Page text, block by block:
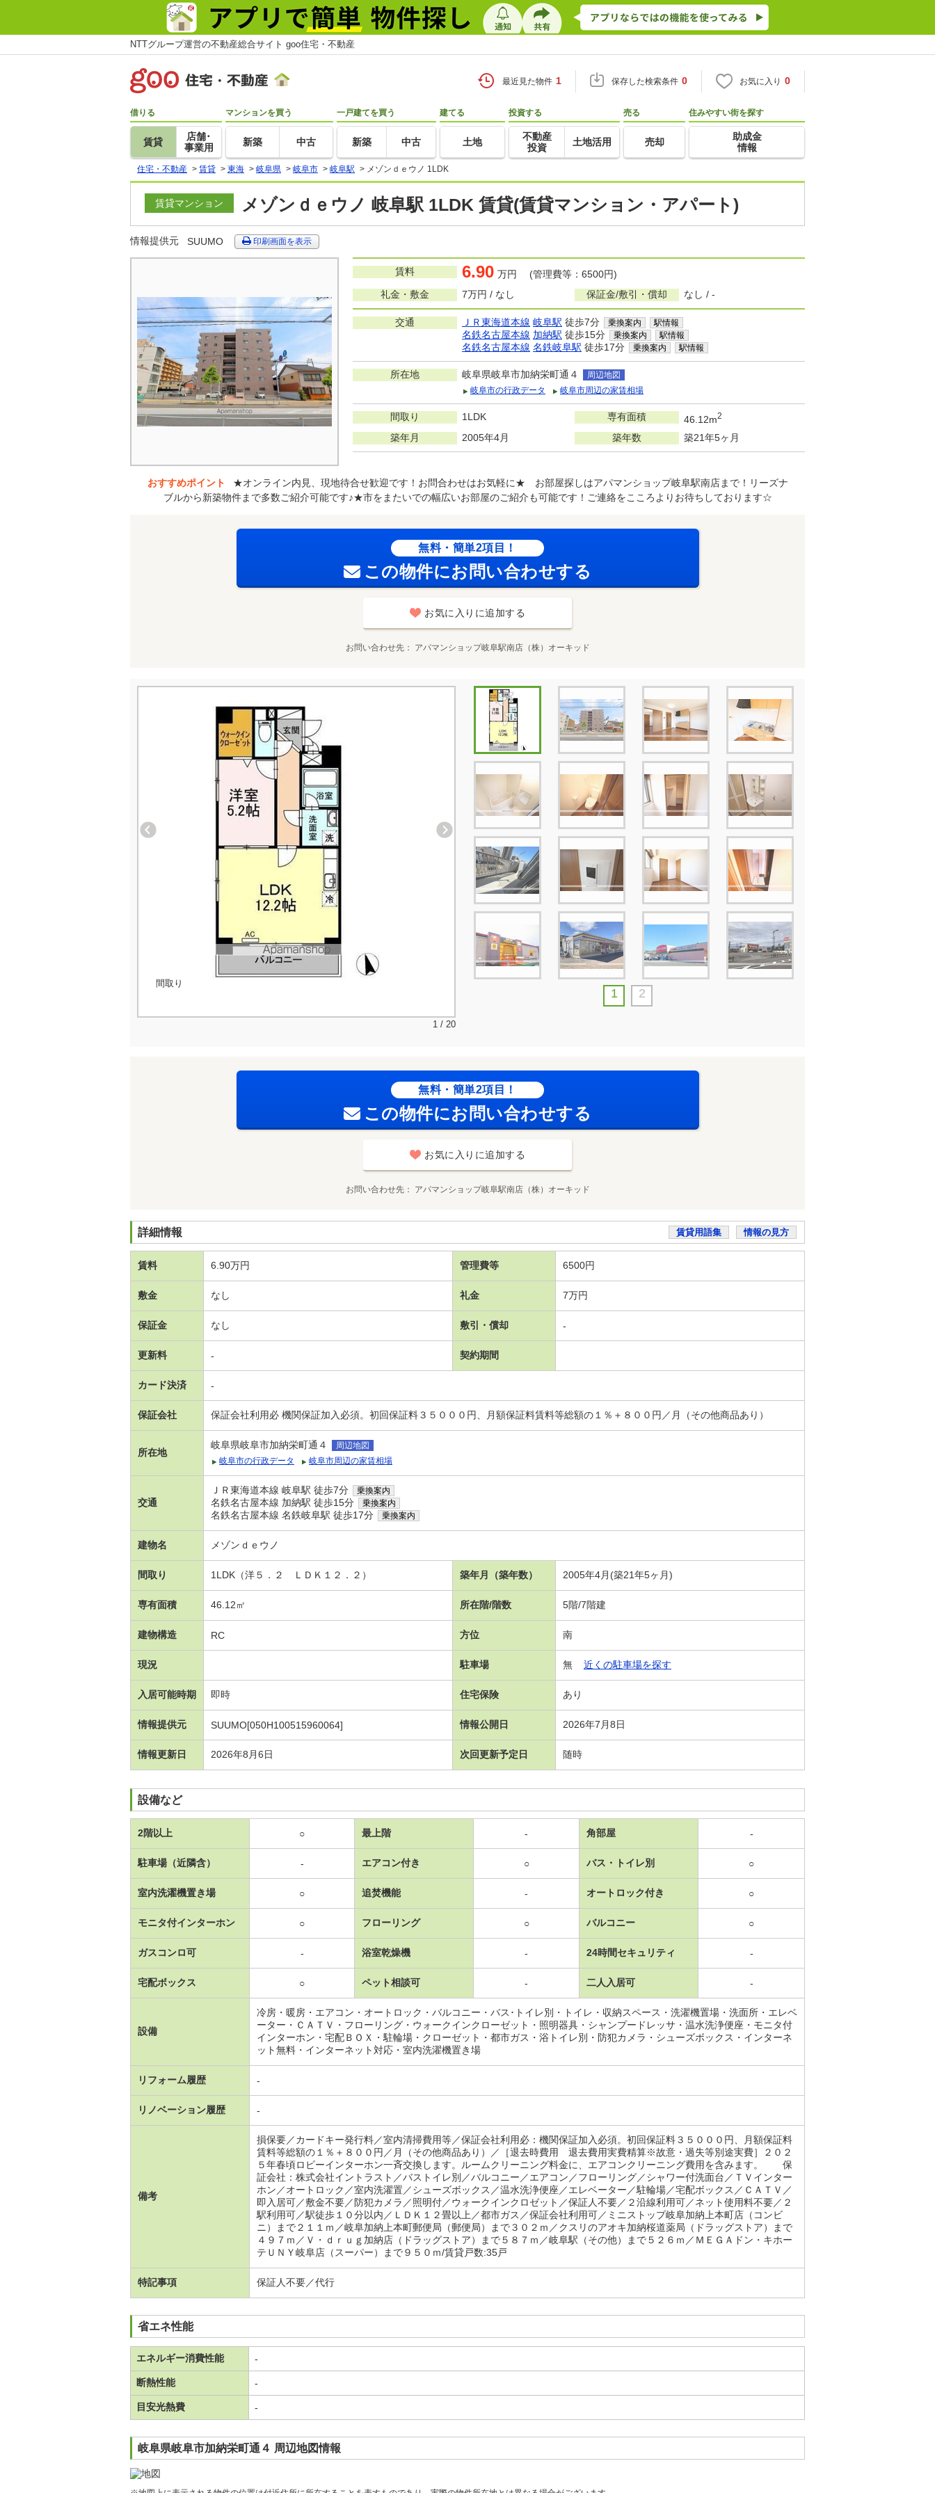
NTTグループ運営の不動産総合サイト goo住宅・不動産
最近見た物件 1 保存した検索条件 0 お気に入り 0
借りる
賃貸
店舗･
事業用
マンションを買う
新築 中古
一戸建てを買う
新築 中古
建てる
土地
投資する
不動産
投資
土地活用
売る
売却
住みやすい街を探す
助成金
情報
住宅・不動産 > 賃貸 > 東海 > 岐阜県 > 岐阜市 > 岐阜駅 > メゾンｄｅウノ 1LDK
賃貸マンション メゾンｄｅウノ 岐阜駅 1LDK 賃貸(賃貸マンション・アパート)
情報提供元 SUUMO 印刷画面を表示
賃料 6.90 万円 (管理費等：6500円)
礼金・敷金
7万円 / なし 保証金/敷引・償却 なし / -
交通 ＪＲ東海道本線 岐阜駅 徒歩7分 乗換案内 駅情報
名鉄名古屋本線 加納駅 徒歩15分 乗換案内 駅情報
名鉄名古屋本線 名鉄岐阜駅 徒歩17分 乗換案内 駅情報
所在地 岐阜県岐阜市加納栄町通４
周辺地図
岐阜市の行政データ
岐阜市周辺の家賃相場
間取り 1LDK 専有面積 46.12m2
築年月 2005年4月 築年数 築21年5ヶ月
おすすめポイント
★オンライン内見、現地待合せ歓迎です！お問合わせはお気軽に★ お部屋探しはアパマンショップ岐阜駅南店まで！リーズナ
ブルから新築物件まで多数ご紹介可能です♪★市をまたいでの幅広いお部屋のご紹介も可能です！ご連絡をこころよりお待ちしております☆
無料・簡単2項目！
この物件にお問い合わせする
お気に入りに追加する
お問い合わせ先 アパマンショップ岐阜駅南店（株）オーキッド
間取り
1 / 20
1 2
無料・簡単2項目！
この物件にお問い合わせする
お気に入りに追加する
お問い合わせ先 アパマンショップ岐阜駅南店（株）オーキッド
詳細情報 賃貸用語集 情報の見方
賃料 6.90万円 管理費等 6500円
敷金 なし 礼金 7万円
保証金 なし 敷引・償却 -
更新料 - 契約期間
カード決済 -
保証会社 保証会社利用必 機関保証加入必須。初回保証料３５０００円、月額保証料賃料等総額の１％＋８００円／月（その他商品あり）
所在地
岐阜県岐阜市加納栄町通４
周辺地図
岐阜市の行政データ
岐阜市周辺の家賃相場
交通
ＪＲ東海道本線 岐阜駅 徒歩7分 乗換案内
名鉄名古屋本線 加納駅 徒歩15分 乗換案内
名鉄名古屋本線 名鉄岐阜駅 徒歩17分 乗換案内
建物名 メゾンｄｅウノ
間取り 1LDK（洋５．２ ＬＤＫ１２．２） 築年月（築年数） 2005年4月(築21年5ヶ月)
専有面積 46.12㎡ 所在階/階数 5階/7階建
建物構造 RC 方位 南
現況 駐車場 無 近くの駐車場を探す
入居可能時期 即時 住宅保険 あり
情報提供元 SUUMO[050H100515960064] 情報公開日 2026年7月8日
情報更新日 2026年8月6日 次回更新予定日 随時
設備など
2階以上 ○ 最上階 - 角部屋 -
駐車場（近隣含） - エアコン付き ○ バス・トイレ別 ○
室内洗濯機置き場 ○ 追焚機能 - オートロック付き ○
モニタ付インターホン ○ フローリング ○ バルコニー ○
ガスコンロ可 - 浴室乾燥機 - 24時間セキュリティ -
宅配ボックス ○ ペット相談可 - 二人入居可 -
設備
冷房・暖房・エアコン・オートロック・バルコニー・バス･トイレ別・トイレ・収納スペース・洗濯機置場・洗面所・エレベ
ーター・ＣＡＴＶ・フローリング・ウォークインクローゼット・照明器具・シャンプードレッサ・温水洗浄便座・モニタ付
インターホン・宅配ＢＯＸ・駐輪場・クローゼット・都市ガス・浴トイレ別・防犯カメラ・シューズボックス・インターネ
ット無料・インターネット対応・室内洗濯機置き場
リフォーム履歴 -
リノベーション履歴 -
備考
損保要／カードキー発行料／室内清掃費用等／保証会社利用必：機関保証加入必須。初回保証料３５０００円、月額保証料
賃料等総額の１％＋８００円／月（その他商品あり）／［退去時費用 退去費用実費精算※故意・過失等別途実費］２０２
５年春頃ロビーインターホン一斉交換します。ルームクリーニング料金に、エアコンクリーニング費用を含みます。 保
証会社：株式会社イントラスト／バストイレ別／バルコニー／エアコン／フローリング／シャワー付洗面台／ＴＶインター
ホン／オートロック／室内洗濯置／シューズボックス／温水洗浄便座／エレベーター／駐輪場／宅配ボックス／ＣＡＴＶ／
即入居可／敷金不要／防犯カメラ／照明付／ウォークインクロゼット／保証人不要／２沿線利用可／ネット使用料不要／２
駅利用可／駅徒歩１０分以内／ＬＤＫ１２畳以上／都市ガス／保証会社利用可／ミニストップ岐阜加納上本町店（コンビ
ニ）まで２１１ｍ／岐阜加納上本町郵便局（郵便局）まで３０２ｍ／クスリのアオキ加納桜道薬局（ドラッグストア）まで
４９７ｍ／Ｖ・ｄｒｕｇ加納店（ドラッグストア）まで５８７ｍ／岐阜駅（その他）まで５２６ｍ／ＭＥＧＡドン・キホー
テＵＮＹ岐阜店（スーパー）まで９５０ｍ/賃貸戸数:35戸
特記事項 保証人不要／代行
省エネ性能
エネルギー消費性能 -
断熱性能 -
目安光熱費 -
岐阜県岐阜市加納栄町通４ 周辺地図情報